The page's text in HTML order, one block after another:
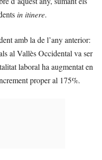
in itinere.
amb la de l’any anterior:
al Vallès Occidental va ser
laboral ha augmentat en
proper al 175%.